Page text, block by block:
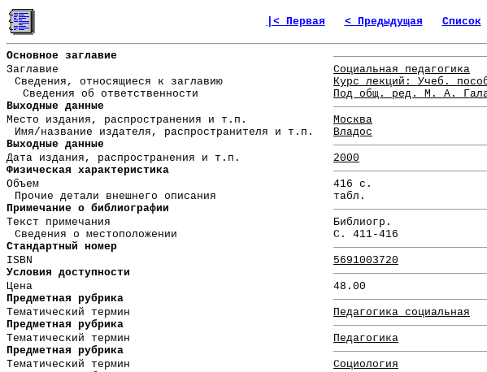
|< Первая < Предыдущая Список
Основное заглавие
Заглавие
Социальная педагогика
Сведения, относящиеся к заглавию
Курс лекций: Учеб.
Сведения об ответственности
Под общ. ред. М. А.
Выходные данные
Место издания, распространения и т.п.
Москва
Имя/название издателя, распространителя и т.п.
Владос
Выходные данные
Дата издания, распространения и т.п.
2000
Физическая характеристика
Объем
416 с.
Прочие детали внешнего описания
табл.
Примечание о библиографии
Текст примечания
Библиогр.
Сведения о местоположении
С. 411-416
Стандартный номер
ISBN
5691003720
Условия доступности
Цена
48.00
Предметная рубрика
Тематический термин
Педагогика социальная
Предметная рубрика
Тематический термин
Педагогика
Предметная рубрика
Тематический термин
Социология